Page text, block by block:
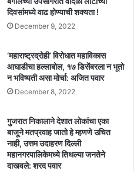
दिवसांमध्ये वाढ होण्याची शक्यता !
December 9, 2022
‘महाराष्ट्रद्रोही’ विरोधात महाविकास
आघाडीचा हल्लाबोल, १७ डिसेंबरला न भूतो
न भविष्यती असा मोर्चा: अजित पवार
December 8, 2022
गुजरात निकालाने देशात लोकांचा एका
बाजूने मतप्रवाह जातो हे म्हणणे उचित
नाही, उत्तम उदाहरण दिल्ली
महानगरपालिकेमध्ये तिथल्या जनतेने
दाखवले: शरद पवार